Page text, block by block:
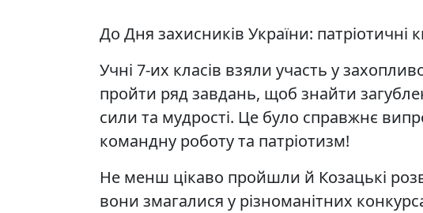
До Дня захисників України: патріотичні
Учні 7-их класів взяли участь у
пройти ряд завдань, щоб знайти
сили та мудрості. Це було справжнє
командну роботу та патріотизм!
Не менш цікаво пройшли й Козацькі
вони змагалися у різноманітних